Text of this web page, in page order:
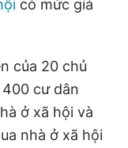
có mức giá
của 20 chủ
cư dân
ở xã hội và
nhà ở xã hội